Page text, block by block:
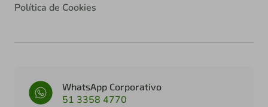
Política de Cookies
WhatsApp Corporativo
51 3358 4770